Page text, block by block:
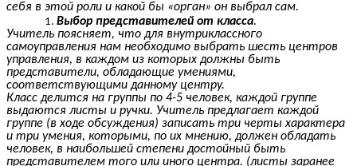
себя в этой роли и какой бы «орган» он выбрал сам.
Выбор представителей от класса.
Учитель поясняет, что для внутриклассного
самоуправления нам необходимо выбрать шесть центров
управления, в каждом из которых должны быть
представители, обладающие умениями,
соответствующими данному центру.
Класс делится на группы по 4-5 человек, каждой группе
выдаются листы и ручки. Учитель предлагает каждой
группе (в ходе обсуждения) записать три черты характера
и три умения, которыми, по их мнению, должен обладать
человек, в наибольшей степени достойный быть
представителем того или иного центра. (листы заранее